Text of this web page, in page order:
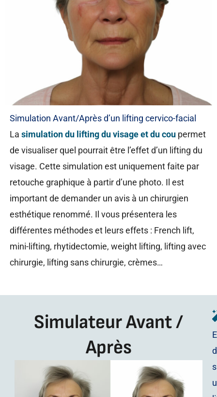
Simulation Avant/Après d’un lifting cervico-facial
La simulation du lifting du visage et du cou permet
de visualiser quel pourrait être l’effet d’un lifting du
visage. Cette simulation est uniquement faite par
retouche graphique à partir d’une photo. Il est
important de demander un avis à un chirurgien
esthétique renommé. Il vous présentera les
différentes méthodes et leurs effets : French lift,
mini-lifting, rhytidectomie, weight lifting, lifting avec
chirurgie, lifting sans chirurgie, crèmes…
Simulateur Avant /
Après